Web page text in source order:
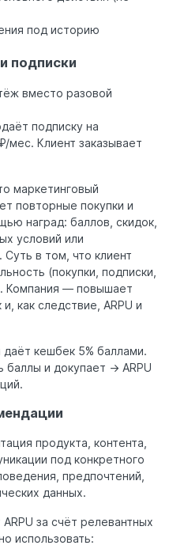
под историю
подписки
вместо разовой
подписку на
мес. Клиент заказывает
маркетинговый
повторные покупки и
наград: баллов, скидок,
условий или
Суть в том, что клиент
(покупки, подписки,
Компания — повышает
как следствие, ARPU и
кешбек 5% баллами.
баллы и докупает → ARPU
продукта, контента,
под конкретного
предпочтений,
данных.
за счёт релевантных
использовать: